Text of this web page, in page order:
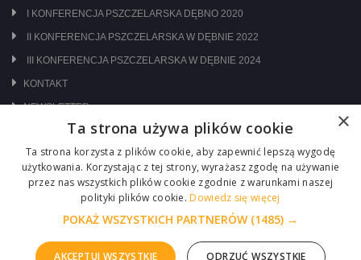
I KONFERENCJA PSZCZELARSKA DĘBNO 2020
II KONFERENCJA PSZCZELARSKA W DĘBNIE 2022
III KONFERENCJA PSZCZELARSKA W DĘBNIE 2024
KONTAKT
NEWSLETTER
ODWIEDŹ NAS NA:
×
Ta strona używa plików cookie
Ta strona korzysta z plików cookie, aby zapewnić lepszą wygodę
użytkowania. Korzystając z tej strony, wyrażasz zgodę na używanie
przez nas wszystkich plików cookie zgodnie z warunkami naszej
polityki plików cookie. Dowiedz się więcej
POKAŻ WSZYSTKICH PARTNERÓW (1485) →
AKCEPTUJ WSZYSTKIE ODRZUĆ WSZYSTKIE